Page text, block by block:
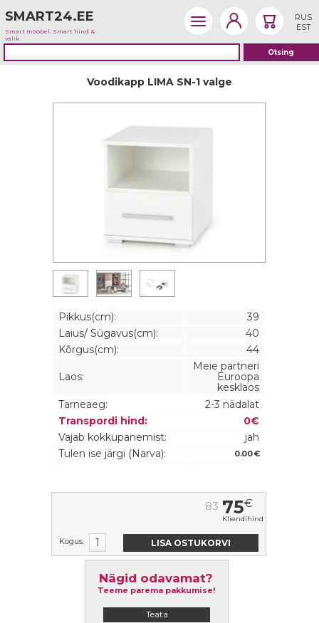
SMART24.EE
Smart mööbel. Smart hind &
valik
RUS
EST
Voodikapp LIMA SN-1 valge
Pikkus(cm):
39
Laius/ Sügavus(cm):
40
Kõrgus(cm):
44
Laos:
Meie partneri
Euroopa
kesklaos
Tarneaeg:
2-3 nädalat
Transpordi hind:
0€
Vajab kokkupanemist:
jah
Tulen ise järgi (Narva):
0.00 €
75€
Kliendihind
83
Kogus:
Nägid odavamat?
Teeme parema pakkumise!
Teata